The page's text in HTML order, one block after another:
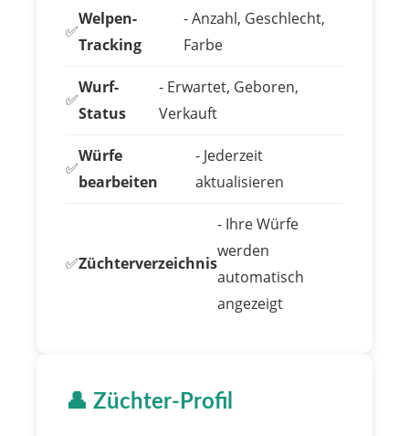
✅
Welpen-
Tracking
- Anzahl, Geschlecht,
Farbe
✅
Wurf-
Status
- Erwartet, Geboren,
Verkauft
✅
Würfe
bearbeiten
- Jederzeit
aktualisieren
✅Züchterverzeichnis
- Ihre Würfe
werden
automatisch
angezeigt
👤 Züchter-Profil